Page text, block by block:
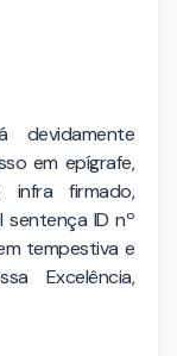
devidamente
em epígrafe,
firmado,
ID nº
tempestiva e
Excelência,